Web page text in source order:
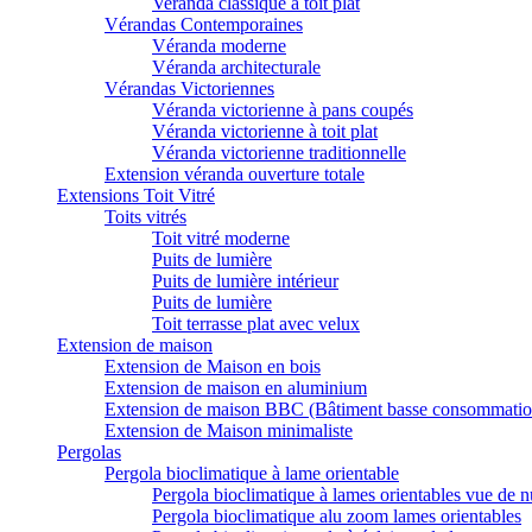
Vérandas Contemporaines
Véranda moderne
Véranda architecturale
Vérandas Victoriennes
Véranda victorienne à pans coupés
Véranda victorienne à toit plat
Véranda victorienne traditionnelle
Extension véranda ouverture totale
Extensions Toit Vitré
Toits vitrés
Toit vitré moderne
Puits de lumière
Puits de lumière intérieur
Puits de lumière
Toit terrasse plat avec velux
Extension de maison
Extension de Maison en bois
Extension de maison en aluminium
Extension de maison BBC (Bâtiment basse
Extension de Maison minimaliste
Pergolas
Pergola bioclimatique à lame orientable
Pergola bioclimatique à lames orientables vue de
Pergola bioclimatique alu zoom lames orientables